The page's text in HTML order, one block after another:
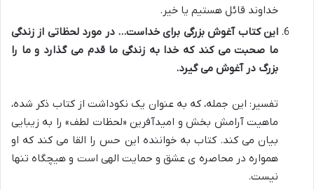
خداوند قائل هستیم یا خیر.
این کتاب آغوش بزرگی برای خداست… در مورد لحظاتی از زندگی
ما صحبت می کند که خدا به زندگی ما قدم می گذارد و ما را
بزرگ در آغوش می گیرد.
تفسیر: این جمله، که به عنوان یک نکوداشت از کتاب ذکر شده،
ماهیت آرامش بخش و امیدآفرین «لحظات لطف» را به زیبایی
بیان می کند. کتاب به خواننده این حس را القا می کند که او
همواره در محاصره ی عشق و حمایت الهی است و هیچگاه تنها
نیست.